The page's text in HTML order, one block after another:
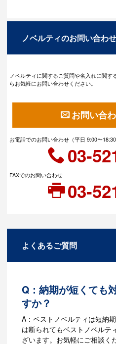
ノベルティのお問い合わせ
ノベルティに関するご質問や名入れに関
らお気軽にお問い合わせください。
お問い合
お電話でのお問い合わせ（平日 9:00〜18:30
03-
FAXでのお問い合わせ
03-
よくあるご質問
Q：納期が短くても
すか？
A：ベストノベルティは短納
は断られてもベストノベルテ
ざいます。お気軽にご相談く